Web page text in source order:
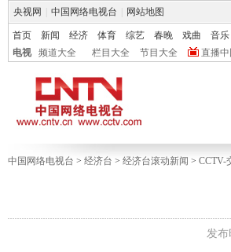
央视网 中国网络电视台 网站地图
首页 新闻 经济 体育 综艺 春晚 戏曲 音乐
电视
频道大全 栏目大全 节目大全 直播中
中国网络电视台 > 经济台 > 经济台滚动新闻 > CCTV-
发